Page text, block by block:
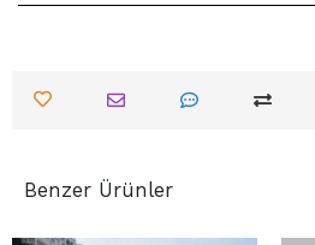
Benzer Ürünler